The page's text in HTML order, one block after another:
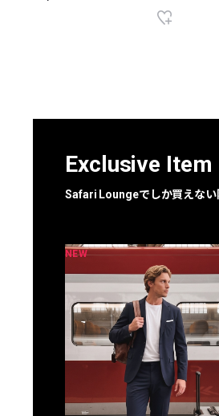
Exclusive Item
Safari Loungeでしか買えない
NEW